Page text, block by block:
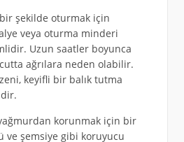
şekilde oturmak için
veya oturma minderi
Uzun saatler boyunca
ağrılara neden olabilir.
keyifli bir balık tutma
korunmak için bir
ve şemsiye gibi koruyucu